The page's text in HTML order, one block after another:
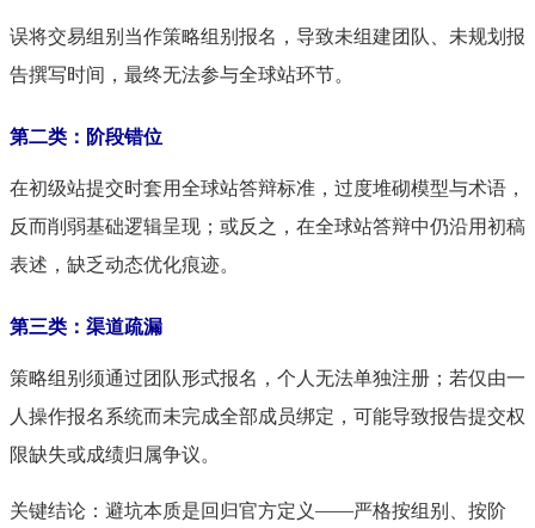
误将交易组别当作策略组别报名，导致未组建团队、未规划报
告撰写时间，最终无法参与全球站环节。
第二类：阶段错位
在初级站提交时套用全球站答辩标准，过度堆砌模型与术语，
反而削弱基础逻辑呈现；或反之，在全球站答辩中仍沿用初稿
表述，缺乏动态优化痕迹。
第三类：渠道疏漏
策略组别须通过团队形式报名，个人无法单独注册；若仅由一
人操作报名系统而未完成全部成员绑定，可能导致报告提交权
限缺失或成绩归属争议。
关键结论：避坑本质是回归官方定义——严格按组别、按阶